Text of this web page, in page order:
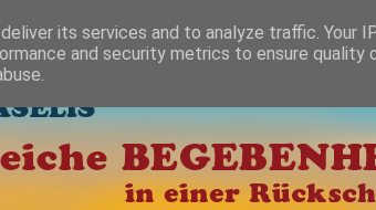
its services and to analyze traffic. Your
and security metrics to ensure quality